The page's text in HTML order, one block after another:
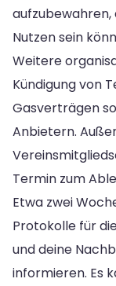
aufzubewahren,
Nutzen sein
Weitere
Kündigung von
Gasverträgen
Anbietern.
Termin zum
Etwa zwei
Protokolle für
und deine
informieren. Es